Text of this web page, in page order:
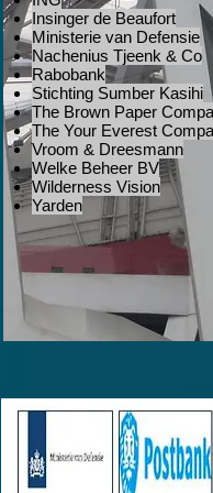
Insinger de Beaufort
Ministerie van Defensie
Nachenius Tjeenk & Co
Rabobank
Stichting Sumber Kasihi
The Brown Paper
The Your Everest
Vroom & Dreesmann
Welke Beheer BV
Wilderness Vision
Yarden